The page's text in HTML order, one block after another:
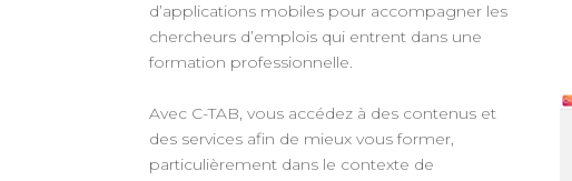
d’applications mobiles pour accompagner les
chercheurs d’emplois qui entrent dans une
formation professionnelle.
Avec C-TAB, vous accédez à des contenus et
des services afin de mieux vous former,
particulièrement dans le contexte de